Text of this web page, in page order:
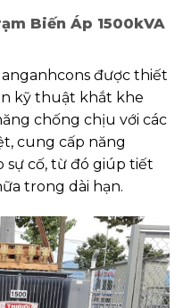
Biến Áp 1500kVA
được thiết
kỹ thuật khắt khe
chống chịu với các
cung cấp năng
sự cố, từ đó giúp tiết
trong dài hạn.